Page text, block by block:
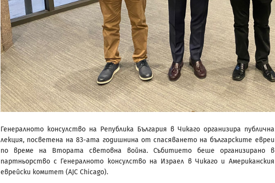
Генералното консулство на Република България в Чикаго организира публична
лекция, посветена на 83-ата годишнина от спасяването на българските евреи
по време на Втората световна война. Събитието беше организирано в
партньорство с Генералното консулство на Израел в Чикаго и Американския
еврейски комитет (AJC Chicago).